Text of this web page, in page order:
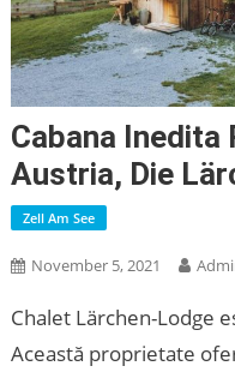
Cabana Inedita
Austria, Die
Zell Am See
November 5, 2021
Chalet Lärchen-Lodge
Această proprietate